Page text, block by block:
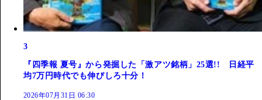
3
『四季報 夏号』から発掘した「激アツ銘柄」25選!! 日経平
均7万円時代でも伸びしろ十分！
2026年07月31日 06:30